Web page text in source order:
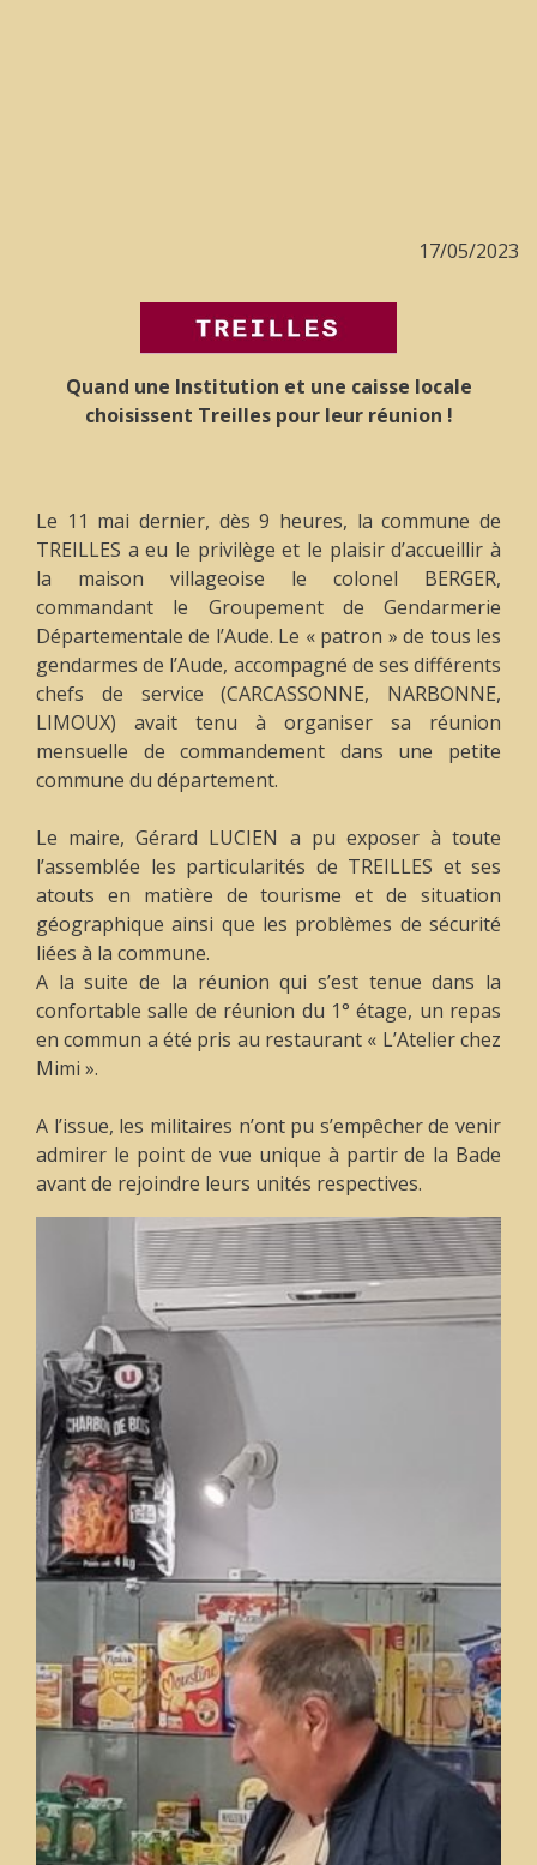
17/05/2023
Quand une Institution et une caisse locale
choisissent Treilles pour leur réunion !
Le 11 mai dernier, dès 9 heures, la commune de
TREILLES a eu le privilège et le plaisir d’accueillir à
la maison villageoise le colonel BERGER,
commandant le Groupement de Gendarmerie
Départementale de l’Aude. Le « patron » de tous les
gendarmes de l’Aude, accompagné de ses différents
chefs de service (CARCASSONNE, NARBONNE,
LIMOUX) avait tenu à organiser sa réunion
mensuelle de commandement dans une petite
commune du département.
Le maire, Gérard LUCIEN a pu exposer à toute
l’assemblée les particularités de TREILLES et ses
atouts en matière de tourisme et de situation
géographique ainsi que les problèmes de sécurité
liées à la commune.
A la suite de la réunion qui s’est tenue dans la
confortable salle de réunion du 1° étage, un repas
en commun a été pris au restaurant « L’Atelier chez
Mimi ».
A l’issue, les militaires n’ont pu s’empêcher de venir
admirer le point de vue unique à partir de la Bade
avant de rejoindre leurs unités respectives.